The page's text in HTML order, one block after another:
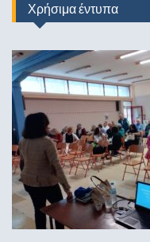
Χρήσιμα έντυπα